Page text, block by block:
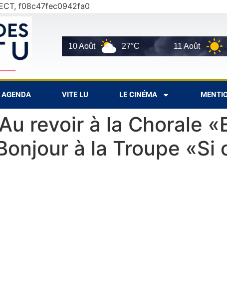
f08c47fec0942fa0
10 Août 27°C 11 Août 33°C
AGENDA VITE LU LE CINÉMA
revoir à la Chorale
à la Troupe «Si